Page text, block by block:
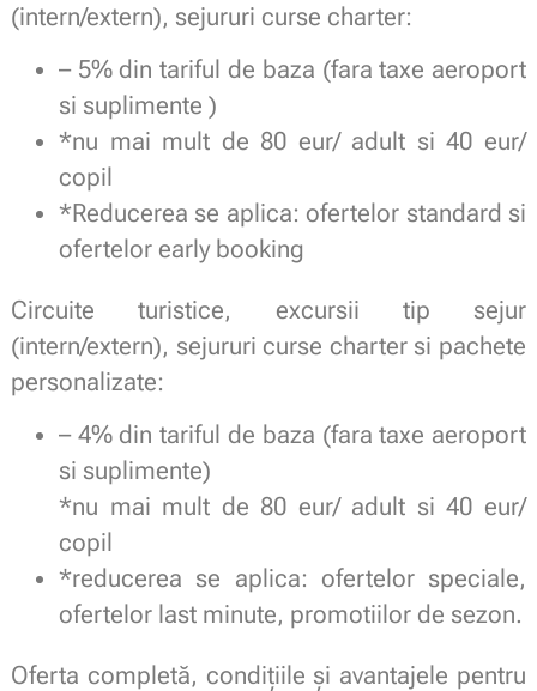
(intern/extern), sejururi curse charter:
– 5% din tariful de baza (fara taxe aeroport
si suplimente )
*nu mai mult de 80 eur/ adult si 40 eur/
copil
*Reducerea se aplica: ofertelor standard si
ofertelor early booking
Circuite turistice, excursii tip sejur
(intern/extern), sejururi curse charter si pachete
personalizate:
– 4% din tariful de baza (fara taxe aeroport
si suplimente)
*nu mai mult de 80 eur/ adult si 40 eur/
copil
*reducerea se aplica: ofertelor speciale,
ofertelor last minute, promotiilor de sezon.
Oferta completă, condițiile și avantajele pentru